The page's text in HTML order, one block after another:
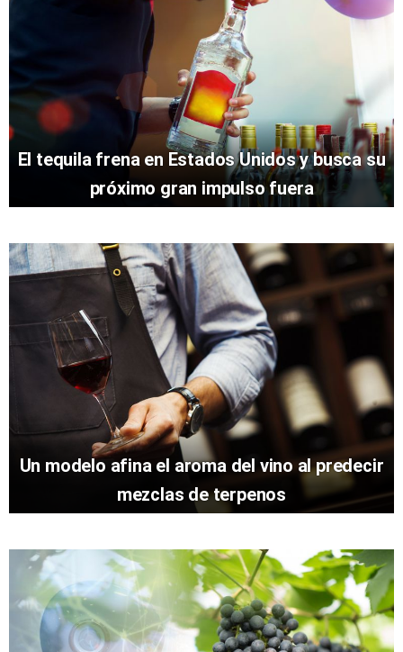
El tequila frena en Estados Unidos y busca su
próximo gran impulso fuera
Un modelo afina el aroma del vino al predecir
mezclas de terpenos